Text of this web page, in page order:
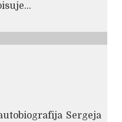
Sergeja